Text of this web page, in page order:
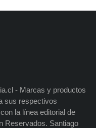
- Marcas y productos
sus respectivos
la línea editorial de
Reservados. Santiago